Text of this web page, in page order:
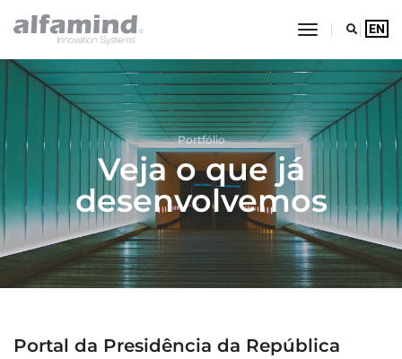
Saltar para o conteúdo principal da página
Alfamind Innovation toggle EN
Portfólio
Veja o que já
desenvolvemos
Portal da Presidência da República